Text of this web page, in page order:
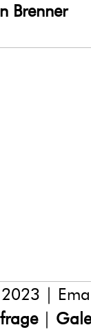
Brenner
|
|